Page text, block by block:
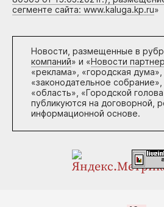
сегменте сайта: www.kaluga.kp.ru»
Новости, размещенные в
компаний» и «Новости
«реклама», «городская дума»,
«законодательное собрание»,
«область», «Городской
публикуются на договорной,
информационной основе.